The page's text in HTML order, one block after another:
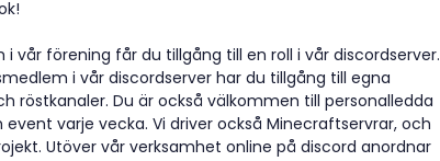
i vår förening får du tillgång till en roll i vår discordserver.
i vår discordserver har du tillgång till egna
röstkanaler. Du är också välkommen till personalledda
event varje vecka. Vi driver också Minecraftservrar, och
Utöver vår verksamhet online på discord anordnar